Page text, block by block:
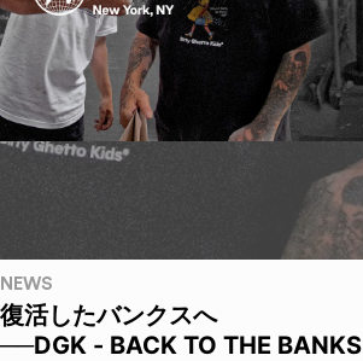
NEWS
復活したバンクスへ
──DGK - BACK TO THE BANKS